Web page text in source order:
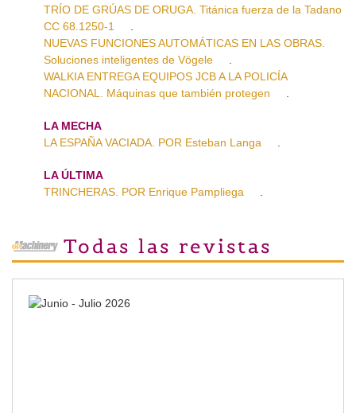
TRÍO DE GRÚAS DE ORUGA. Titánica fuerza de la Tadano
CC 68.1250-1
NUEVAS FUNCIONES AUTOMÁTICAS EN LAS OBRAS.
Soluciones inteligentes de Vögele
WALKIA ENTREGA EQUIPOS JCB A LA POLICÍA
NACIONAL. Máquinas que también protegen
LA MECHA
LA ESPAÑA VACIADA. POR Esteban Langa
LA ÚLTIMA
TRINCHERAS. POR Enrique Pampliega
Todas las revistas